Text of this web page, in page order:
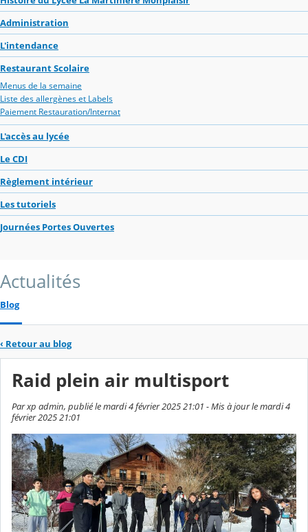
Administration
L'intendance
Restaurant Scolaire
Menus de la semaine
Liste des allergènes et Labels
Paiement Restauration/Internat
L'accès au lycée
Le CDI
Règlement intérieur
Les tutoriels
Journées Portes Ouvertes
Actualités
Blog
‹ Retour au blog
Raid plein air multisport
Par xp admin, publié le mardi 4 février 2025 21:01 - Mis à jour le mardi 4
février 2025 21:01